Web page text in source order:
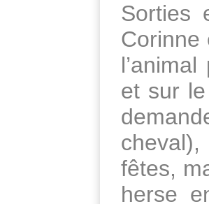
Sorties
Corinne
et sur
fêtes,
herse